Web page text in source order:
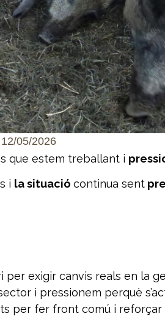
12/05/2026
que estem treballant i
i la situació continua sent
per exigir canvis reals en la
i pressionem perquè
per fer front comú i reforçar